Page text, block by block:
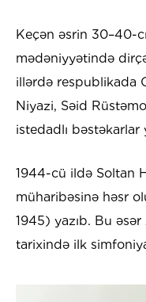
Keçən əsrin 30–40-
mədəniyyətində
illərdə respublikada
Niyazi, Səid
istedadlı
1944-cü ildə Soltan
müharibəsinə həsr
1945) yazıb. Bu
tarixində ilk